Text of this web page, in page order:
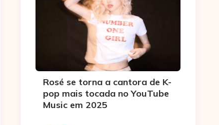
Rosé se torna a cantora de K-
pop mais tocada no YouTube
Music em 2025